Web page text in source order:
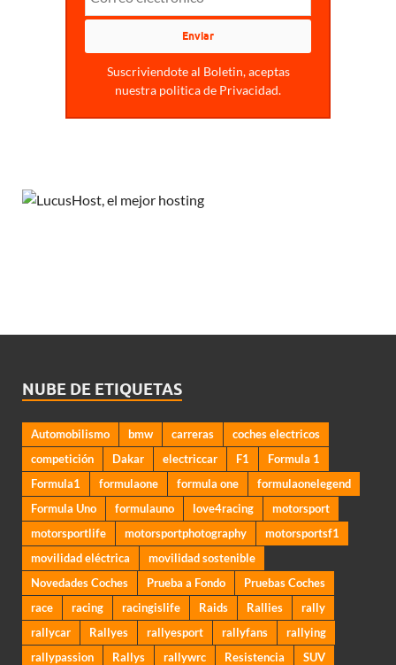
Suscriviendote al Boletin, aceptas
nuestra politica de Privacidad.
NUBE DE ETIQUETAS
Automobilismo bmw carreras
coches electricos
competición
Dakar electriccar F1
Formula 1
Formula1
formulaone formula one
formulaonelegend
Formula Uno
formulauno love4racing
motorsport
motorsportlife
motorsportphotography
motorsportsf1
movilidad eléctrica
movilidad sostenible
Novedades Coches
Prueba a Fondo
Pruebas Coches
race
racing racingislife Raids Rallies
rally
rallycar
Rallyes rallyesport rallyfans
rallying
rallypassion
Rallys rallywrc Resistencia
SUV